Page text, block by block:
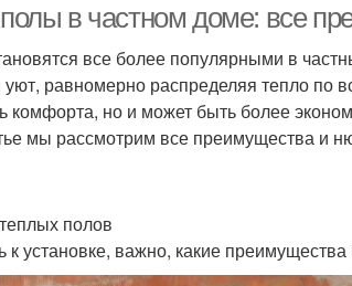
в частном доме: все
все более популярными в
равномерно распределяя тепло по
комфорта, но и может быть более
мы рассмотрим все преимущества и
полов
к установке, важно, какие